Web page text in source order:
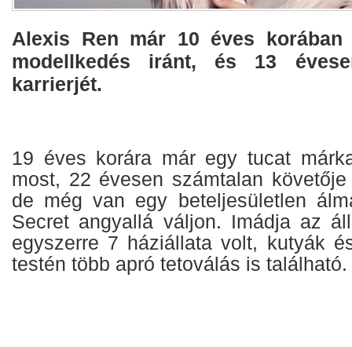
Alexis Ren már 10 éves
modellkedés iránt, és 13
karrierjét.
19 éves korára már egy tucat
most, 22 évesen számtalan
de még van egy beteljesületlen
Secret angyallá váljon. Imádja az
egyszerre 7 háziállata volt, kutyák
testén több apró tetoválás is található.